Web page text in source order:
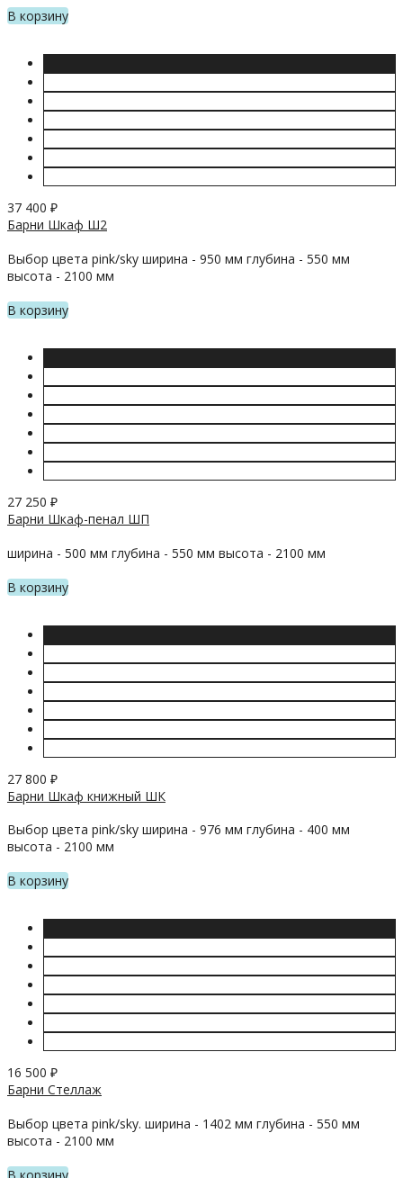
В корзину
37 400 ₽
Барни Шкаф Ш2
Выбор цвета pink/sky ширина - 950 мм глубина - 550 мм
высота - 2100 мм
В корзину
27 250 ₽
Барни Шкаф-пенал ШП
ширина - 500 мм глубина - 550 мм высота - 2100 мм
В корзину
27 800 ₽
Барни Шкаф книжный ШК
Выбор цвета pink/sky ширина - 976 мм глубина - 400 мм
высота - 2100 мм
В корзину
16 500 ₽
Барни Стеллаж
Выбор цвета pink/sky. ширина - 1402 мм глубина - 550 мм
высота - 2100 мм